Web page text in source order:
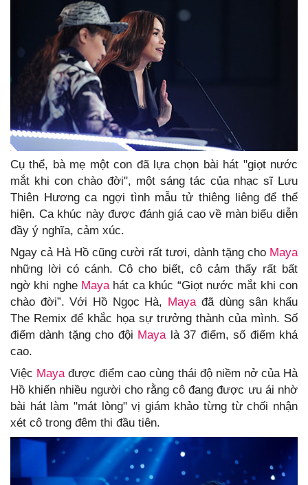
Cụ thể, bà mẹ một con đã lựa chọn bài hát "giọt nước
mắt khi con chào đời", một sáng tác của nhạc sĩ Lưu
Thiên Hương ca ngợi tình mẫu tử thiêng liêng để thể
hiện. Ca khúc này được đánh giá cao về màn biểu diễn
đầy ý nghĩa, cảm xúc.
Ngay cả Hà Hồ cũng cười rất tươi, dành tặng cho Maya
những lời có cánh. Cô cho biết, cô cảm thấy rất bất
ngờ khi nghe Mayahát ca khúc “Giọt nước mắt khi con
chào đời”. Với Hồ Ngọc Hà, Mayađã dùng sân khấu
The Remix để khắc họa sự trưởng thành của mình. Số
điểm dành tặng cho đội Mayalà 37 điểm, số điểm khá
cao.
Việc Mayađược điểm cao cùng thái độ niềm nở của Hà
Hồ khiến nhiều người cho rằng cô đang được ưu ái nhờ
bài hát làm "mát lòng" vị giám khảo từng từ chối nhận
xét cô trong đêm thi đầu tiên.